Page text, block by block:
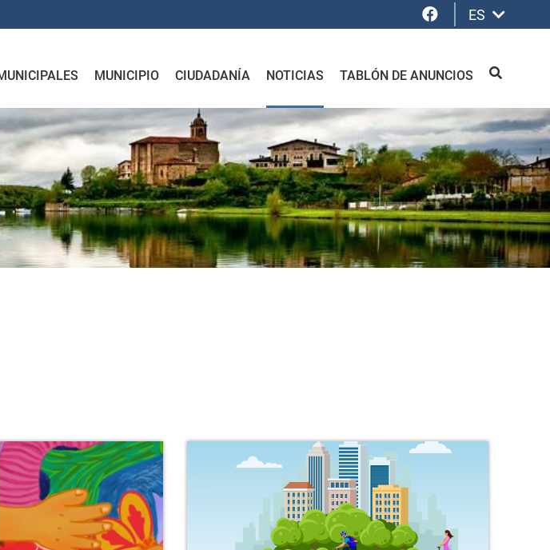
Facebook
ES
MUNICIPIO CIUDADANÍA NOTICIAS TABLÓN DE ANUNCIOS BUSCAR